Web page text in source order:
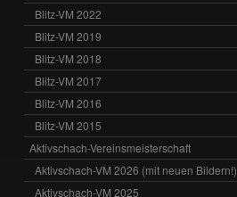
Blitz-VM 2022
Blitz-VM 2019
Blitz-VM 2018
Blitz-VM 2017
Blitz-VM 2016
Blitz-VM 2015
Aktivschach-Vereinsmeisterschaft
Aktivschach-VM 2026 (mit neuen Bildern!)
Aktivschach-VM 2025